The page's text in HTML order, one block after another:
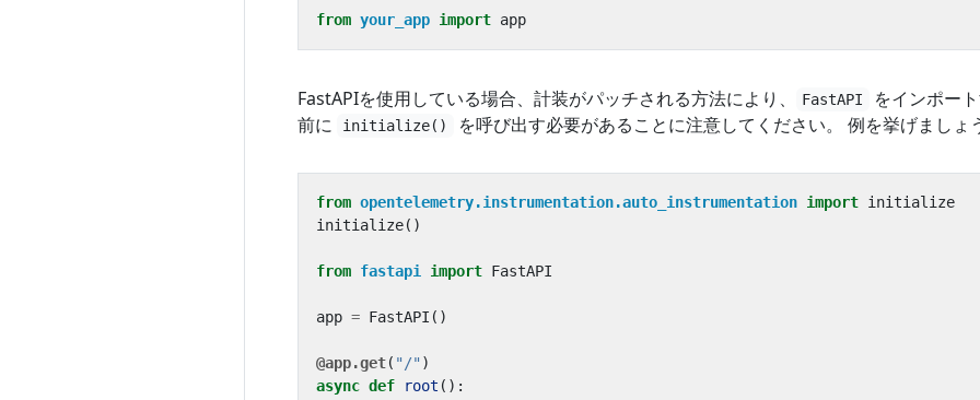
from your_app import app
FastAPIを使用している場合、計装がパッチされる方法により、 FastAPI
をインポー
前に
initialize() を呼び出す必要があることに注意してください。 例を挙げましょ
from opentelemetry.instrumentation.auto_instrumentation import initialize
initialize()
from fastapi import FastAPI
app = FastAPI ()
@app.get( "/" )
async def root ():